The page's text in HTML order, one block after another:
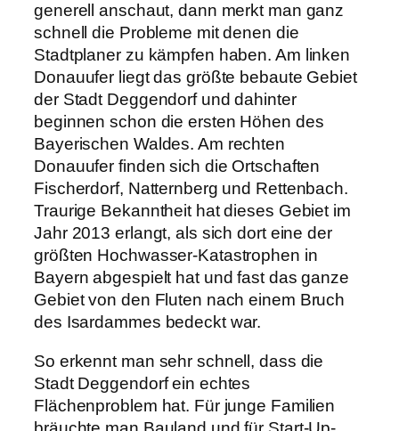
generell anschaut, dann merkt man ganz
schnell die Probleme mit denen die
Stadtplaner zu kämpfen haben. Am linken
Donauufer liegt das größte bebaute Gebiet
der Stadt Deggendorf und dahinter
beginnen schon die ersten Höhen des
Bayerischen Waldes. Am rechten
Donauufer finden sich die Ortschaften
Fischerdorf, Natternberg und Rettenbach.
Traurige Bekanntheit hat dieses Gebiet im
Jahr 2013 erlangt, als sich dort eine der
größten Hochwasser-Katastrophen in
Bayern abgespielt hat und fast das ganze
Gebiet von den Fluten nach einem Bruch
des Isardammes bedeckt war.
So erkennt man sehr schnell, dass die
Stadt Deggendorf ein echtes
Flächenproblem hat. Für junge Familien